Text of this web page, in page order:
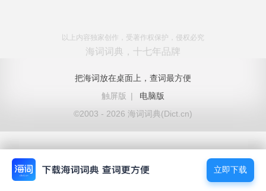
以上内容独家创作，受著作权保护，侵权必究
海词词典，十七年品牌
把海词放在桌面上，查词最方便
触屏版
|
电脑版
©2003 - 2026 海词词典(Dict.cn)
立即下载
立即下载